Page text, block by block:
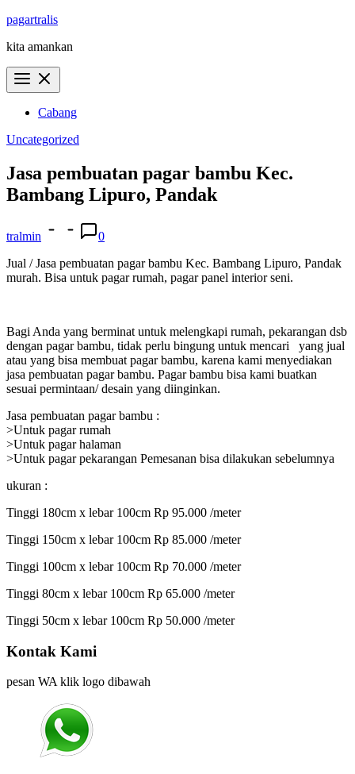
Skip
content
pagartralis
kita amankan
Cabang
Uncategorized
Jasa pembuatan pagar bambu Kec.
Bambang Lipuro, Pandak
tralmin
0
Jual / Jasa pembuatan pagar bambu Kec. Bambang Lipuro, Pandak
murah. Bisa untuk pagar rumah, pagar panel interior seni.
Bagi Anda yang berminat untuk melengkapi rumah, pekarangan dsb
dengan pagar bambu, tidak perlu bingung untuk mencari yang jual
atau yang bisa membuat pagar bambu, karena kami menyediakan
jasa pembuatan pagar bambu. Pagar bambu bisa kami buatkan
sesuai permintaan/ desain yang diinginkan.
Jasa pembuatan pagar bambu :
>Untuk pagar rumah
>Untuk pagar halaman
>Untuk pagar pekarangan Pemesanan bisa dilakukan sebelumnya
ukuran :
Tinggi 180cm x lebar 100cm Rp 95.000 /meter
Tinggi 150cm x lebar 100cm Rp 85.000 /meter
Tinggi 100cm x lebar 100cm Rp 70.000 /meter
Tinggi 80cm x lebar 100cm Rp 65.000 /meter
Tinggi 50cm x lebar 100cm Rp 50.000 /meter
Kontak Kami
pesan WA klik logo dibawah